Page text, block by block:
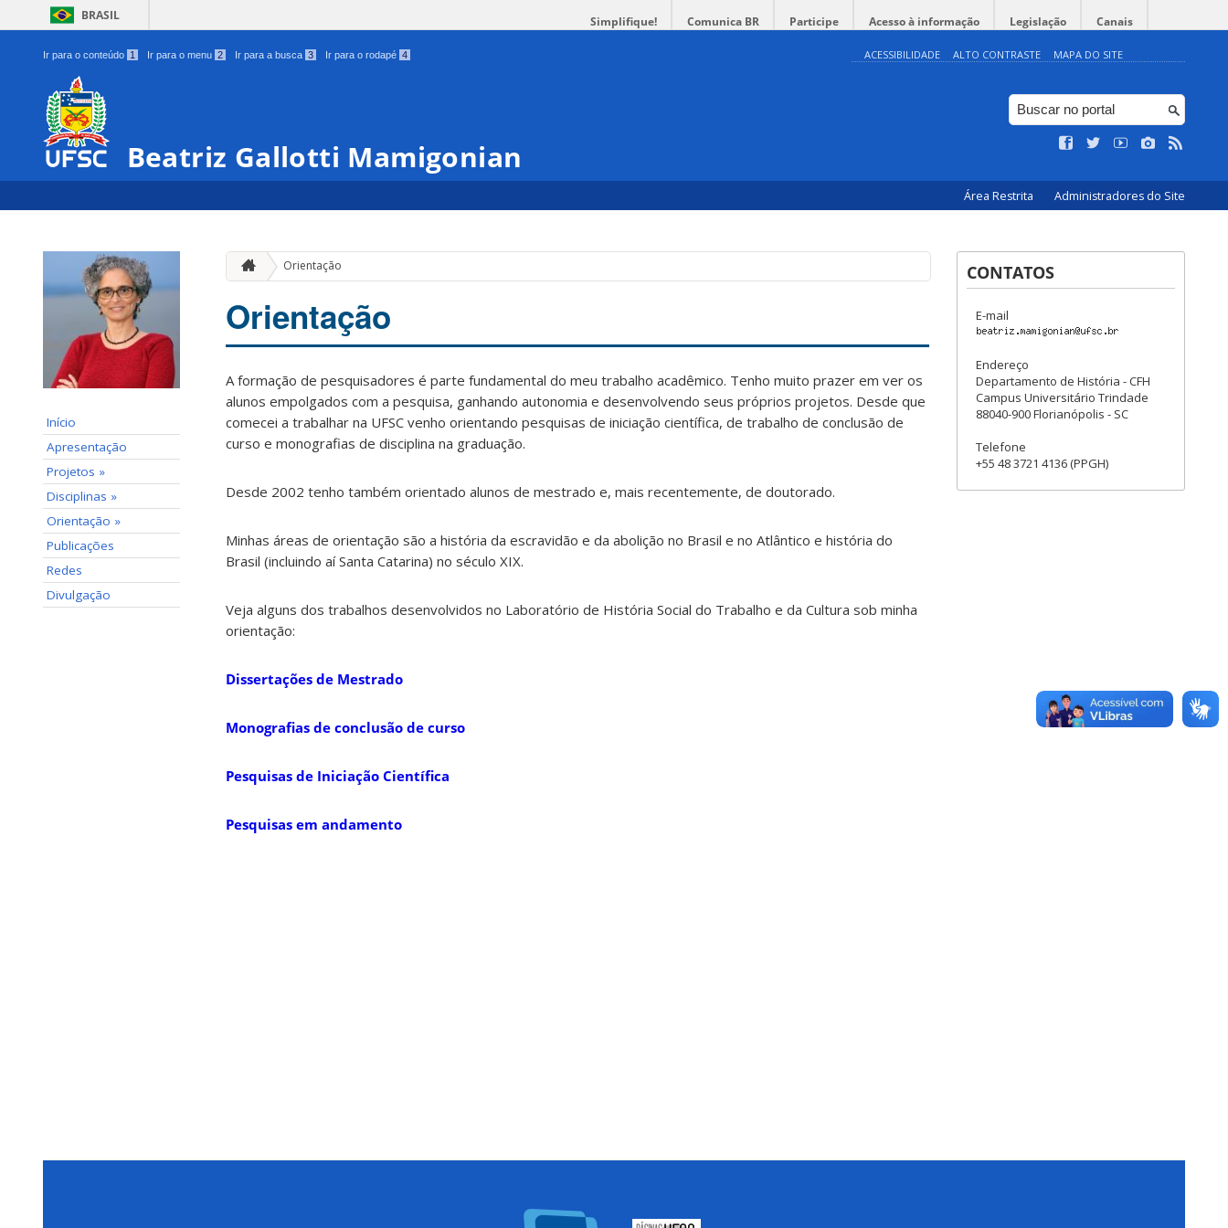
BRASIL Simplifique! Comunica BR Participe Acesso à informação Legislação Canais
Ir para o conteúdo 1 Ir para o menu 2 Ir para a busca 3 Ir para o rodapé 4 ACESSIBILIDADE ALTO CONTRASTE MAPA DO SITE
Beatriz Gallotti Mamigonian
Área Restrita Administradores do Site
Início
Apresentação
Projetos »
Disciplinas »
Orientação »
Publicações
Redes
Divulgação
Orientação
Orientação
A formação de pesquisadores é parte fundamental do meu trabalho acadêmico. Tenho muito prazer em ver os
alunos empolgados com a pesquisa, ganhando autonomia e desenvolvendo seus próprios projetos. Desde que
comecei a trabalhar na UFSC venho orientando pesquisas de iniciação científica, de trabalho de conclusão de
curso e monografias de disciplina na graduação.
Desde 2002 tenho também orientado alunos de mestrado e, mais recentemente, de doutorado.
Minhas áreas de orientação são a história da escravidão e da abolição no Brasil e no Atlântico e história do
Brasil (incluindo aí Santa Catarina) no século XIX.
Veja alguns dos trabalhos desenvolvidos no Laboratório de História Social do Trabalho e da Cultura sob minha
orientação:
Dissertações de Mestrado
Monografias de conclusão de curso
Pesquisas de Iniciação Científica
Pesquisas em andamento
CONTATOS
E-mail
Endereço
Departamento de História - CFH
Campus Universitário Trindade
88040-900 Florianópolis - SC
Telefone
+55 48 3721 4136 (PPGH)